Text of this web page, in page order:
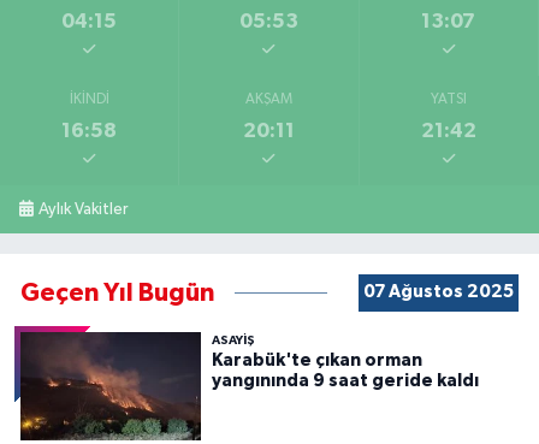
04:15 05:53 13:07
İKINDI
16:58
AKŞAM
20:11
YATSI
21:42
Aylık Vakitler
Geçen Yıl Bugün 07 Ağustos 2025
ASAYİŞ
Karabük'te çıkan orman
yangınında 9 saat geride kaldı